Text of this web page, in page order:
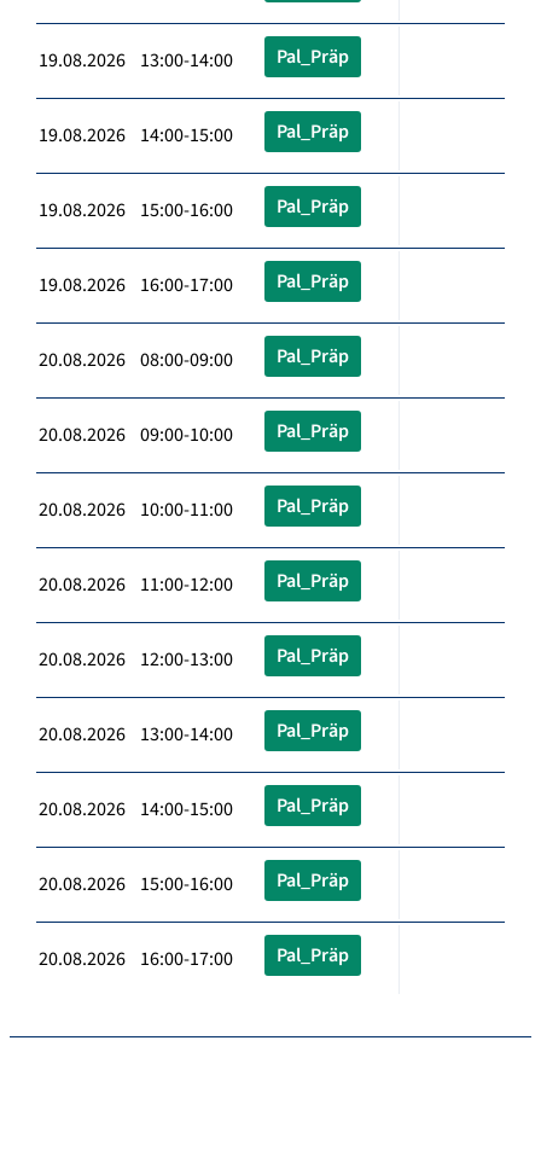
19.08.2026 13:00-14:00 Pal_Präp
19.08.2026 14:00-15:00 Pal_Präp
19.08.2026 15:00-16:00 Pal_Präp
19.08.2026 16:00-17:00 Pal_Präp
20.08.2026 08:00-09:00 Pal_Präp
20.08.2026 09:00-10:00 Pal_Präp
20.08.2026 10:00-11:00 Pal_Präp
20.08.2026 11:00-12:00 Pal_Präp
20.08.2026 12:00-13:00 Pal_Präp
20.08.2026 13:00-14:00 Pal_Präp
20.08.2026 14:00-15:00 Pal_Präp
20.08.2026 15:00-16:00 Pal_Präp
20.08.2026 16:00-17:00 Pal_Präp